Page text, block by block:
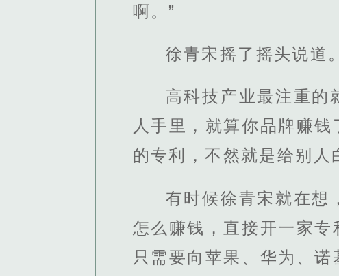
啊。”
徐青宋摇了摇头说道。
高科技产业最注重的
人手里，就算你品牌赚
的专利，不然就是给别人
有时候徐青宋就在想
怎么赚钱，直接开一家专
只需要向苹果、华为、